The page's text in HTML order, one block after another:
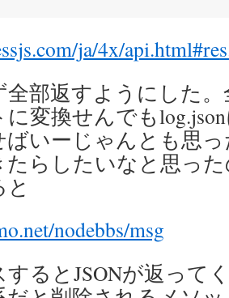
ja/4x/
全部返すようにした
変換せんでも
いーじゃんとも思
たらしたいなと思っ
nodebbs/msg
るとJSONが返って